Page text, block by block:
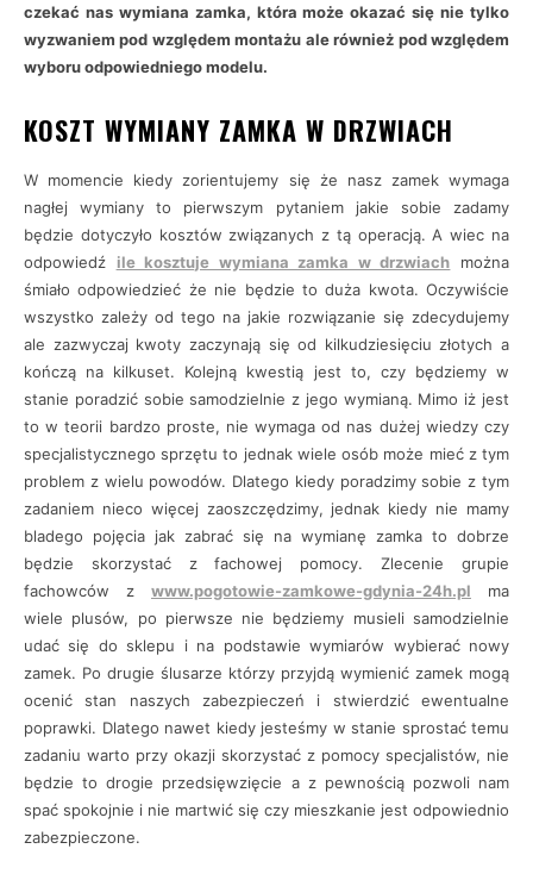
czekać nas wymiana zamka, która może okazać się nie tylko
wyzwaniem pod względem montażu ale również pod względem
wyboru odpowiedniego modelu.
KOSZT WYMIANY ZAMKA W DRZWIACH
W momencie kiedy zorientujemy się że nasz zamek wymaga
nagłej wymiany to pierwszym pytaniem jakie sobie zadamy
będzie dotyczyło kosztów związanych z tą operacją. A wiec na
odpowiedź ile kosztuje wymiana zamka w drzwiach można
śmiało odpowiedzieć że nie będzie to duża kwota. Oczywiście
wszystko zależy od tego na jakie rozwiązanie się zdecydujemy
ale zazwyczaj kwoty zaczynają się od kilkudziesięciu złotych a
kończą na kilkuset. Kolejną kwestią jest to, czy będziemy w
stanie poradzić sobie samodzielnie z jego wymianą. Mimo iż jest
to w teorii bardzo proste, nie wymaga od nas dużej wiedzy czy
specjalistycznego sprzętu to jednak wiele osób może mieć z tym
problem z wielu powodów. Dlatego kiedy poradzimy sobie z tym
zadaniem nieco więcej zaoszczędzimy, jednak kiedy nie mamy
bladego pojęcia jak zabrać się na wymianę zamka to dobrze
będzie skorzystać z fachowej pomocy. Zlecenie grupie
fachowców z www.pogotowie-zamkowe-gdynia-24h.pl ma
wiele plusów, po pierwsze nie będziemy musieli samodzielnie
udać się do sklepu i na podstawie wymiarów wybierać nowy
zamek. Po drugie ślusarze którzy przyjdą wymienić zamek mogą
ocenić stan naszych zabezpieczeń i stwierdzić ewentualne
poprawki. Dlatego nawet kiedy jesteśmy w stanie sprostać temu
zadaniu warto przy okazji skorzystać z pomocy specjalistów, nie
będzie to drogie przedsięwzięcie a z pewnością pozwoli nam
spać spokojnie i nie martwić się czy mieszkanie jest odpowiednio
zabezpieczone.